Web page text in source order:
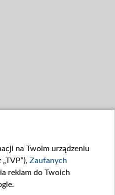
na Twoim urządzeniu
Zaufanych
reklam do Twoich